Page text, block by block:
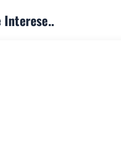
Interese..